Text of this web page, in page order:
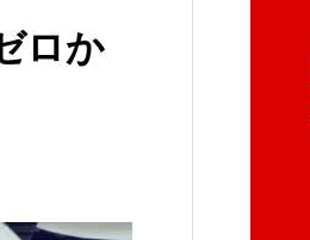
ロか